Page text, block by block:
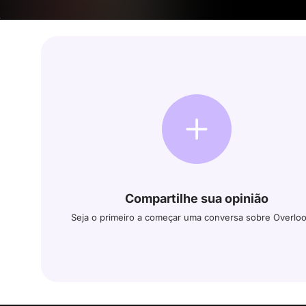
Compartilhe sua opinião
Seja o primeiro a começar uma conversa sobre